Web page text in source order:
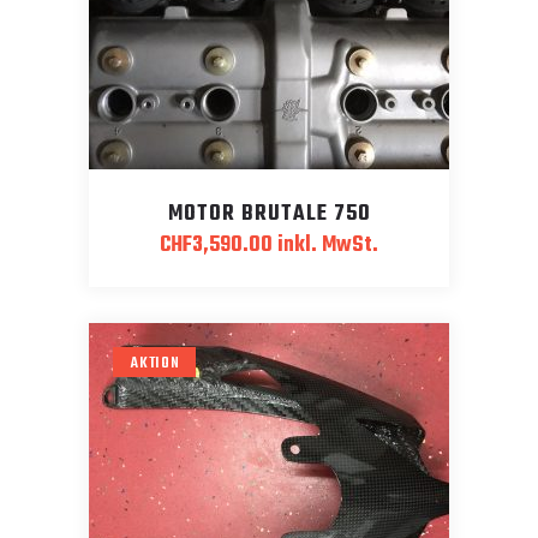
MOTOR BRUTALE 750
CHF3,590.00 inkl. MwSt.
AKTION